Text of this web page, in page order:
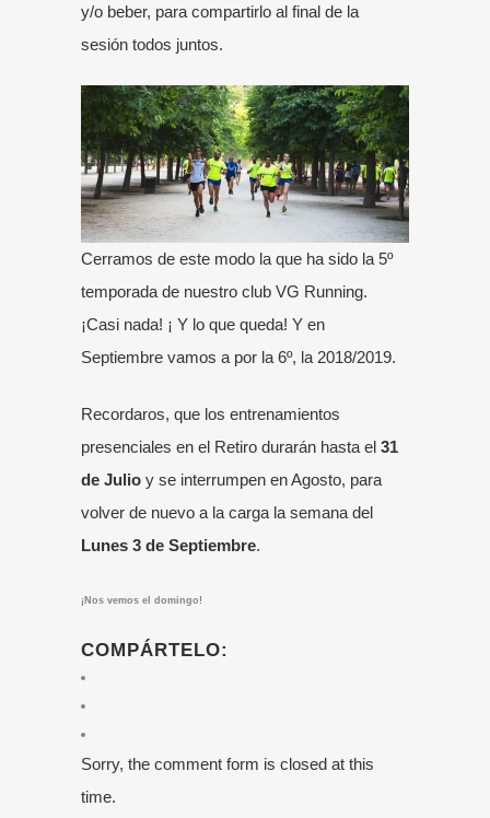
y/o beber, para compartirlo al final de la
sesión todos juntos.
Cerramos de este modo la que ha sido la 5º
temporada de nuestro club VG Running.
¡Casi nada! ¡ Y lo que queda! Y en
Septiembre vamos a por la 6º, la 2018/2019.
Recordaros, que los entrenamientos
presenciales en el Retiro durarán hasta el 31
de Julio y se interrumpen en Agosto, para
volver de nuevo a la carga la semana del
Lunes 3 de Septiembre.
¡Nos vemos el domingo!
COMPÁRTELO:
Sorry, the comment form is closed at this
time.